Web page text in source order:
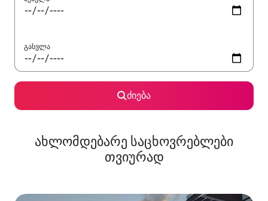
გასვლა
ძიება
ახლომდებარე საცხოვრებლები
თვიურად